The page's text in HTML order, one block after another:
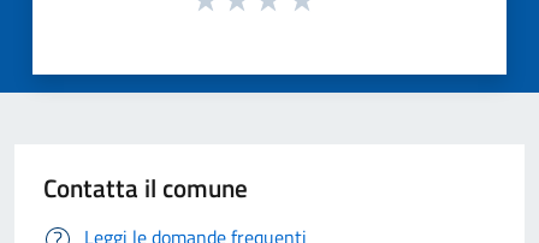
Contatta il comune
Leggi le domande frequenti